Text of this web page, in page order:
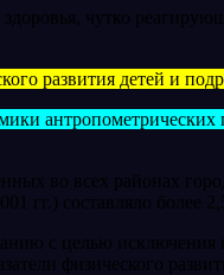
чутко
раз­вития детей и
во всех районах
гг.) составляло более
с целью исключения
физиче­ского